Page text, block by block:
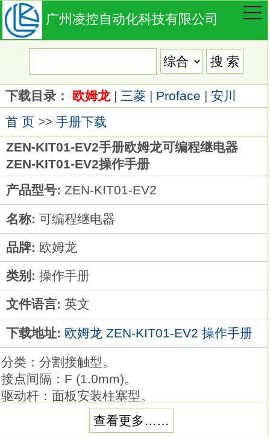
广州凌控自动化科技有限公司
下载目录： 欧姆龙| 三菱| Proface | 安川
首 页>> 手册下载
ZEN-KIT01-EV2手册欧姆龙可编程继电器
ZEN-KIT01-EV2操作手册
产品型号: ZEN-KIT01-EV2
名称: 可编程继电器
品牌: 欧姆龙
类别: 操作手册
文件语言: 英文
下载地址: 欧姆龙 ZEN-KIT01-EV2 操作手册
分类：分割接触型。
接点间隔：F (1.0mm)。
驱动杆：面板安装柱塞型。
端子的种类：螺丝端子。
以高精度和丰富品种著称最畅销的基本型开
查看更多……